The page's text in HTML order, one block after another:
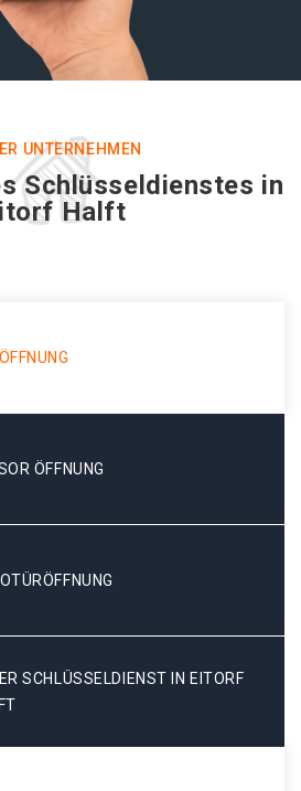
UNTERNEHMEN
Schlüsseldienstes in
Halft
ÖFFNUNG
SCHLÜSSELDIENST IN EITORF